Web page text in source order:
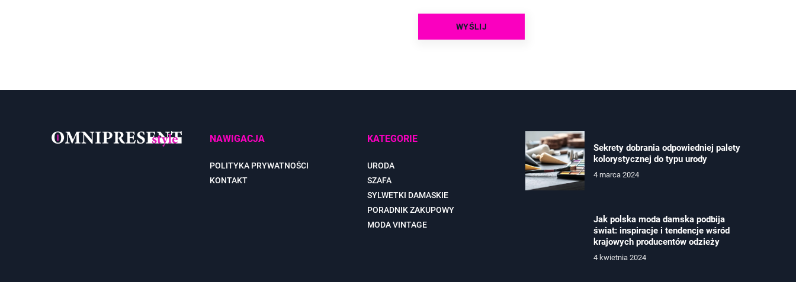
NAWIGACJA
POLITYKA PRYWATNOŚCI
KONTAKT
KATEGORIE
URODA
SZAFA
SYLWETKI DAMASKIE
PORADNIK ZAKUPOWY
MODA VINTAGE
Sekrety dobrania odpowiedniej palety
kolorystycznej do typu urody
4 marca 2024
Jak polska moda damska podbija
świat: inspiracje i tendencje wśród
krajowych producentów odzieży
4 kwietnia 2024